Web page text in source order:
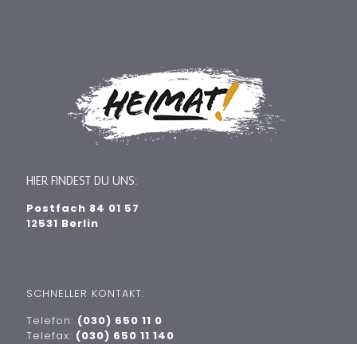
HIER FINDEST DU UNS:
Postfach 84 01 57
12531 Berlin
SCHNELLER KONTAKT:
Telefon: (030) 650 11 0
Telefax: (030) 650 11 140